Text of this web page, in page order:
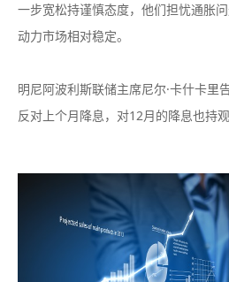
一步宽松持谨慎态度，他们担忧通胀
动力市场相对稳定。
明尼阿波利斯联储主席尼尔·卡什卡里
反对上个月降息，对12月的降息也持观